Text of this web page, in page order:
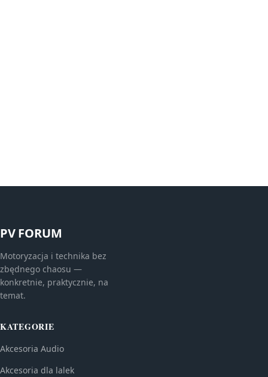
PV FORUM
Motoryzacja i technika bez
zbędnego chaosu —
konkretnie, praktycznie, na
temat.
KATEGORIE
Akcesoria Audio
Akcesoria dla lalek